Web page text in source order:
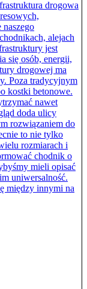
drogowa
alejach
jest
się osób, energii,
drogowej ma
Poza tradycyjnym
kostki betonowe.
nawet
doda ulicy
rozwiązaniem do
to nie tylko
rozmiarach i
chodnik o
mieli opisać
uniwersalność.
między innymi na